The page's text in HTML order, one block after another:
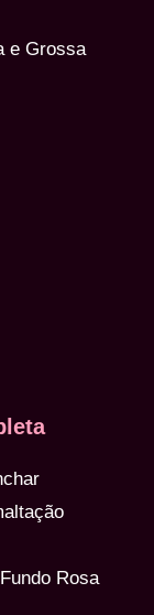
e Grossa
Rosa